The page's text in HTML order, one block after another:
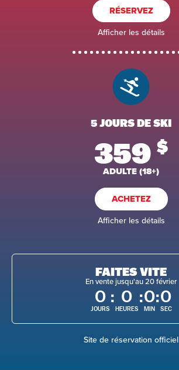
RÉSERVEZ
Afficher les détails
5 JOURS DE SKI
359 $
ADULTE (18+)
ACHETEZ
Afficher les détails
FAITES VITE
En vente jusqu'au 20 février
0
JOURS
: 0
HEURES
:0
MIN
:0
SEC
Site de réservation officiel